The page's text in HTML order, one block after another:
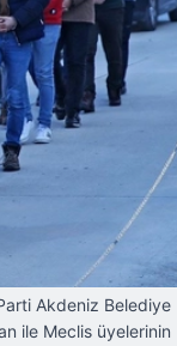
Akdeniz Belediye
ile Meclis üyelerinin